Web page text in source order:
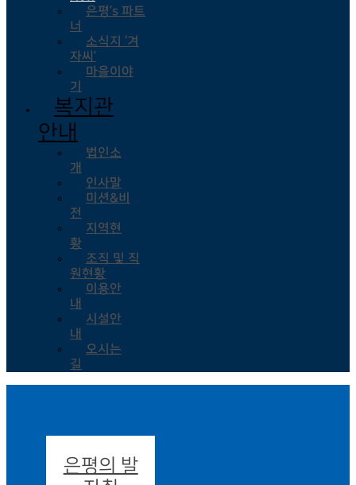
은평’s 파트
너
소식지 ‘겨
자씨’
마을이야
기
복지관
안내
법인소
개
인사말
미션&비
전
지역현
황
조직 및 직
원현황
이용안
내
시설안
내
오시는
길
은평의 발